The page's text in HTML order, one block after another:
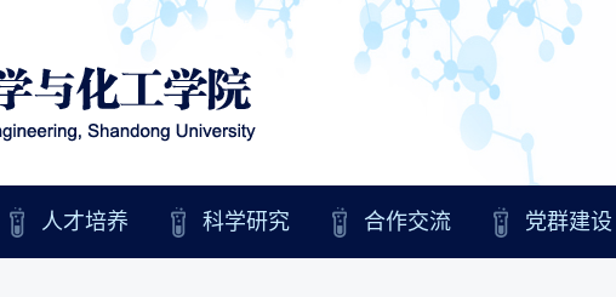
人才培养 科学研究 合作交流 党群建设